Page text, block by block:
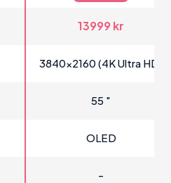
13999 kr
3840x2160 (4K Ultra HD)
55 "
OLED
-